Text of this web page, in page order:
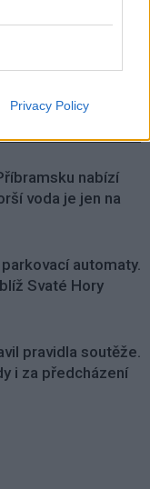
Privacy Policy
před 55 lety i Ludvík
nabízí
voda je jen na
automaty.
Svaté Hory
pravidla soutěže.
i za předcházení